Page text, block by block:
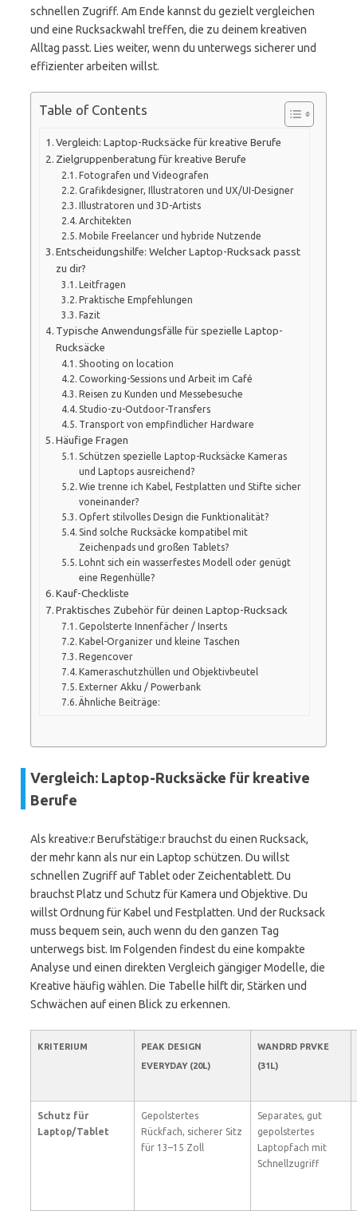
schnellen Zugriff. Am Ende kannst du gezielt vergleichen
und eine Rucksackwahl treffen, die zu deinem kreativen
Alltag passt. Lies weiter, wenn du unterwegs sicherer und
effizienter arbeiten willst.
Table of Contents
Vergleich: Laptop-Rucksäcke für kreative Berufe
Zielgruppenberatung für kreative Berufe
Fotografen und Videografen
Grafikdesigner, Illustratoren und UX/UI-Designer
Illustratoren und 3D-Artists
Architekten
Mobile Freelancer und hybride Nutzende
Entscheidungshilfe: Welcher Laptop-Rucksack passt
zu dir?
Leitfragen
Praktische Empfehlungen
Fazit
Typische Anwendungsfälle für spezielle Laptop-
Rucksäcke
Shooting on location
Coworking-Sessions und Arbeit im Café
Reisen zu Kunden und Messebesuche
Studio-zu-Outdoor-Transfers
Transport von empfindlicher Hardware
Häufige Fragen
Schützen spezielle Laptop-Rucksäcke Kameras
und Laptops ausreichend?
Wie trenne ich Kabel, Festplatten und Stifte sicher
voneinander?
Opfert stilvolles Design die Funktionalität?
Sind solche Rucksäcke kompatibel mit
Zeichenpads und großen Tablets?
Lohnt sich ein wasserfestes Modell oder genügt
eine Regenhülle?
Kauf-Checkliste
Praktisches Zubehör für deinen Laptop-Rucksack
Gepolsterte Innenfächer / Inserts
Kabel-Organizer und kleine Taschen
Regencover
Kameraschutzhüllen und Objektivbeutel
Externer Akku / Powerbank
Ähnliche Beiträge:
Vergleich: Laptop-Rucksäcke für kreative
Berufe
Als kreative:r Berufstätige:r brauchst du einen Rucksack,
der mehr kann als nur ein Laptop schützen. Du willst
schnellen Zugriff auf Tablet oder Zeichentablett. Du
brauchst Platz und Schutz für Kamera und Objektive. Du
willst Ordnung für Kabel und Festplatten. Und der Rucksack
muss bequem sein, auch wenn du den ganzen Tag
unterwegs bist. Im Folgenden findest du eine kompakte
Analyse und einen direkten Vergleich gängiger Modelle, die
Kreative häufig wählen. Die Tabelle hilft dir, Stärken und
Schwächen auf einen Blick zu erkennen.
KRITERIUM
PEAK DESIGN
EVERYDAY (20L)
WANDRD PRVKE
(31L)
Schutz für
Laptop/Tablet
Gepolstertes
Rückfach, sicherer Sitz
für 13–15 Zoll
Separates, gut
gepolstertes
Laptopfach mit
Schnellzugriff